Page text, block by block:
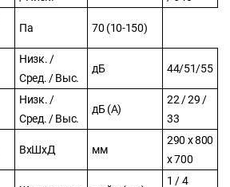
Па 70 (10-150)
Низк. /
Сред. / Выс.
дБ 44/51/55
Низк. /
Сред. / Выс.
дБ (А)
22 / 29 /
33
ВхШхД мм
290 х 800
х 700
1 / 4